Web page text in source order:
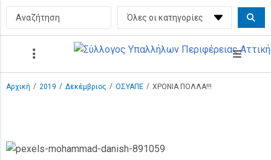
Αρχική / 2019 / Δεκέμβριος / ΟΣΥΑΠΕ / ΧΡΟΝΙΑ ΠΟΛΛΑ!!!